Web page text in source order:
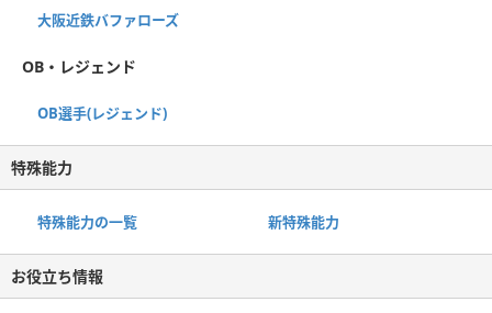
大阪近鉄バファローズ
OB・レジェンド
OB選手(レジェンド)
特殊能力
特殊能力の一覧 新特殊能力
お役立ち情報